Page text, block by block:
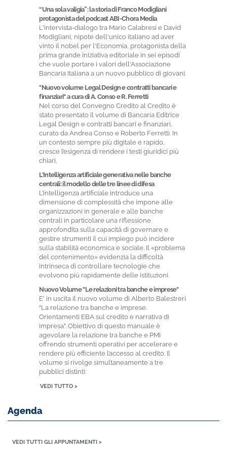
“Una sola valigia”: la storia di Franco Modigliani
protagonista del podcast ABI-Chora Media
L'intervista-dialogo tra Mario Calabresi e David
Modigliani, nipote dell'unico italiano ad aver
vinto il nobel per l'Economia, protagonista della
prima grande iniziativa editoriale in sei episodi
che vuole portare i valori dell'Associazione
Bancaria Italiana a un nuovo pubblico di giovani.
"Nuovo volume Legal Design e contratti bancari e
finanziari" a cura di A. Conso e R. Ferretti
Nel corso del Convegno Credito al Credito è
stato presentato il volume di Bancaria Editrice
Legal Design e contratti bancari e finanziari,
curato da Andrea Conso e Roberto Ferretti. In
un contesto sempre più digitale e rapido,
cresce l’esigenza di rendere i testi giuridici più
chiari,
L’Intelligenza artificiale generativa nelle banche
centrali: il modello delle tre linee di difesa
L’intelligenza artificiale introduce una
dimensione di complessità che impone alle
organizzazioni in generale e alle banche
centrali in particolare una riflessione
approfondita sulla capacità di governare e
gestire strumenti il cui impiego può incidere
sulla stabilità economica e sociale. Il «problema
del contenimento» evidenzia la difficoltà
intrinseca di controllare tecnologie che
evolvono più rapidamente delle istituzioni.
Nuovo Volume "Le relazioni tra banche e imprese"
E' in uscita il nuovo volume di Alberto Balestreri
"La relazione tra banche e imprese.
Orientamenti EBA sul credito e narrativa di
impresa". Obiettivo di questo manuale è
agevolare la relazione tra banche e PMI
offrendo strumenti operativi per accelerare e
rendere più efficiente l’accesso al credito. Il
volume si rivolge simultaneamente a tre
pubblici distinti:
VEDI TUTTO >
Agenda
VEDI TUTTI GLI APPUNTAMENTI >